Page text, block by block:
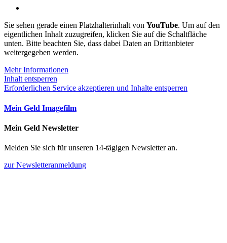
Sie sehen gerade einen Platzhalterinhalt von YouTube. Um auf den
eigentlichen Inhalt zuzugreifen, klicken Sie auf die Schaltfläche
unten. Bitte beachten Sie, dass dabei Daten an Drittanbieter
weitergegeben werden.
Mehr Informationen
Inhalt entsperren
Erforderlichen Service akzeptieren und Inhalte entsperren
Mein Geld Imagefilm
Mein Geld Newsletter
Melden Sie sich für unseren 14-tägigen Newsletter an.
zur Newsletteranmeldung